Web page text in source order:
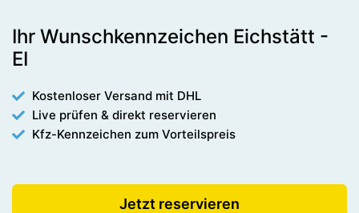
Ihr Wunschkennzeichen Eichstätt -
EI
Kostenloser Versand mit DHL
Live prüfen & direkt reservieren
Kfz-Kennzeichen zum Vorteilspreis
Jetzt reservieren